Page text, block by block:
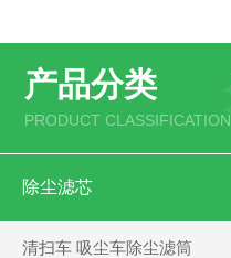
产品分类
PRODUCT CLASSIFICATION
除尘滤芯
清扫车 吸尘车除尘滤筒